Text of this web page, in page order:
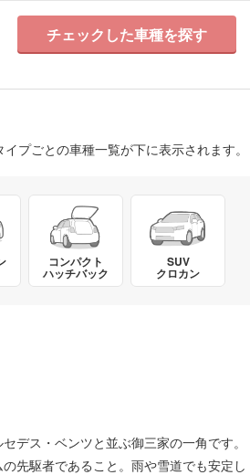
チェックした車種を探す
プごとの車種一覧が下に表示されます。
コンパクト
ハッチバック
SUV
クロカン
デス・ベンツと並ぶ御三家の一角です。
先駆者であること。雨や雪道でも安定し